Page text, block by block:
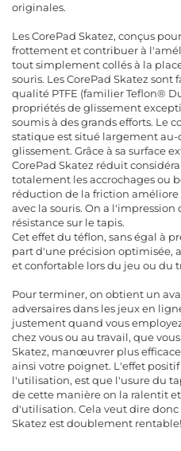
originales.
Les CorePad Skatez, conçus
frottement et contribuer à
tout simplement collés à la
souris. Les CorePad Skatez sont
qualité PTFE (familier Teflon®
propriétés de glissement
soumis à des grands efforts. Le
statique est situé largement au-
glissement. Grâce à sa surface
CorePad Skatez réduit
totalement les accrochages ou
réduction de la friction améliore
avec la souris. On a
résistance sur le tapis.
Cet effet du téflon, sans égal à
part d'une précision optimisée,
et confortable lors du jeu ou du
Pour terminer, on obtient un
adversaires dans les jeux en
justement quand vous
chez vous ou au travail, que
Skatez, manœuvrer plus
ainsi votre poignet. L'effet
l'utilisation, est que l'usure du
de cette manière on la ralentit
d'utilisation. Cela veut dire
Skatez est doublement rentable!